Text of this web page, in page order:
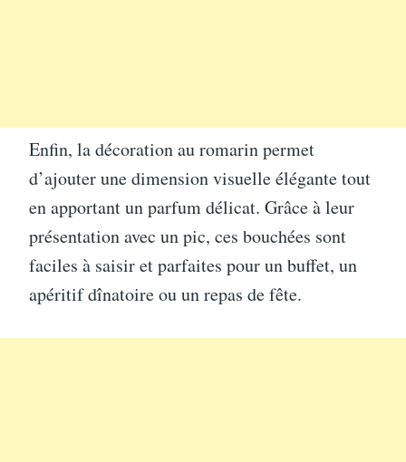
Enfin, la décoration au romarin permet
d’ajouter une dimension visuelle élégante tout
en apportant un parfum délicat. Grâce à leur
présentation avec un pic, ces bouchées sont
faciles à saisir et parfaites pour un buffet, un
apéritif dînatoire ou un repas de fête.